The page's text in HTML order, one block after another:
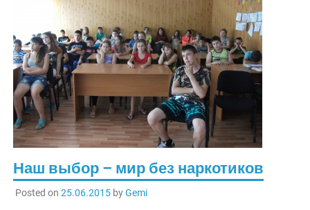
Наш выбор – мир без наркотиков
Posted on 25.06.2015byGemi